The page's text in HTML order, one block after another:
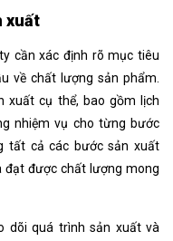
xuất
cần xác định rõ mục tiêu
về chất lượng sản phẩm.
xuất cụ thể, bao gồm lịch
nhiệm vụ cho từng bước
tất cả các bước sản xuất
đạt được chất lượng mong
dõi quá trình sản xuất và